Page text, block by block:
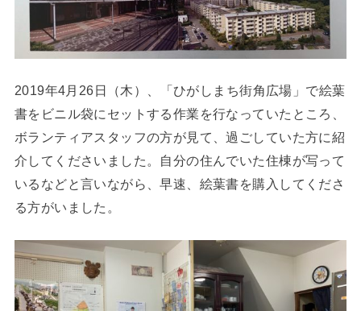
2019年4月26日（木）、「ひがしまち街角広場」で絵葉
書をビニル袋にセットする作業を行なっていたところ、
ボランティアスタッフの方が見て、過ごしていた方に紹
介してくださいました。自分の住んでいた住棟が写って
いるなどと言いながら、早速、絵葉書を購入してくださ
る方がいました。